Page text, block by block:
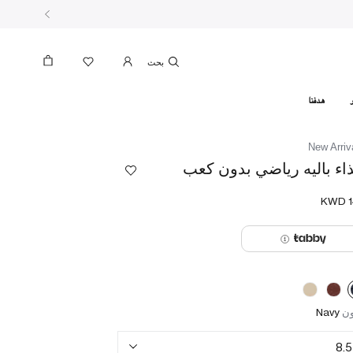
هدفنا
New
باليه رياضي بدون كعب
Navy
8.5